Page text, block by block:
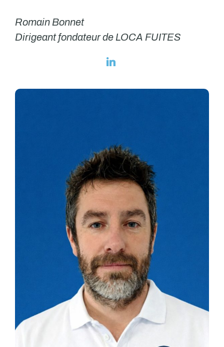
Romain Bonnet
Dirigeant fondateur de LOCA FUITES